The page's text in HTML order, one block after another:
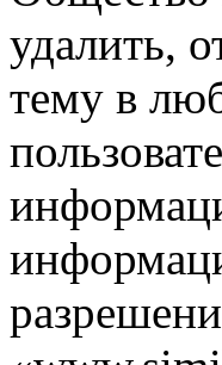
удалить,
тему в